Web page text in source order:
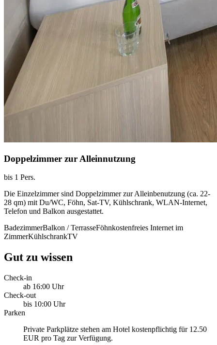
Doppelzimmer zur Alleinnutzung
bis 1 Pers.
Die Einzelzimmer sind Doppelzimmer zur Alleinbenutzung (ca. 22-
28 qm) mit Du/WC, Föhn, Sat-TV, Kühlschrank, WLAN-Internet,
Telefon und Balkon ausgestattet.
BadezimmerBalkon / TerrasseFöhnkostenfreies Internet im
ZimmerKühlschrankTV
Gut zu wissen
Check-in
ab 16:00 Uhr
Check-out
bis 10:00 Uhr
Parken
Private Parkplätze stehen am Hotel kostenpflichtig für 12.50
EUR pro Tag zur Verfügung.